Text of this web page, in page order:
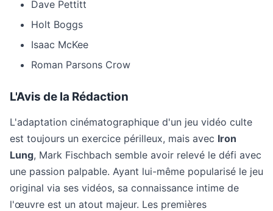
Dave Pettitt
Holt Boggs
Isaac McKee
Roman Parsons Crow
L'Avis de la Rédaction
L'adaptation cinématographique d'un jeu vidéo culte
est toujours un exercice périlleux, mais avec Iron
Lung, Mark Fischbach semble avoir relevé le défi avec
une passion palpable. Ayant lui-même popularisé le jeu
original via ses vidéos, sa connaissance intime de
l'œuvre est un atout majeur. Les premières